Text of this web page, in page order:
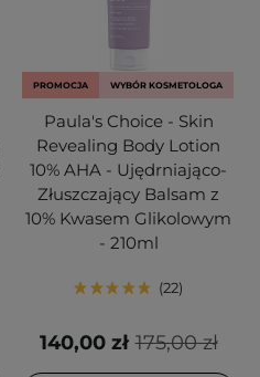
PROMOCJA WYBÓR KOSMETOLOGA
Paula's Choice - Skin
Revealing Body Lotion
10% AHA - Ujędrniająco-
Złuszczający Balsam z
10% Kwasem Glikolowym
- 210ml
22
175,00 zł
140,00 zł